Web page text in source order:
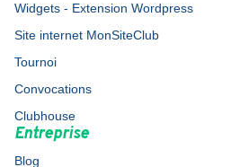
Widgets - Extension Wordpress
Site internet MonSiteClub
Tournoi
Convocations
Clubhouse
Entreprise
Blog